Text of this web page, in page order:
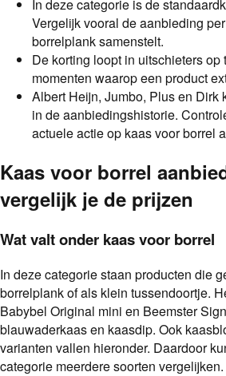
In deze categorie is de
Vergelijk vooral de aanbieding
borrelplank samenstelt.
De korting loopt in uitschieters op
momenten waarop een product
Albert Heijn, Jumbo, Plus en Dirk
in de aanbiedingshistorie.
actuele actie op kaas voor borrel
Kaas voor borrel
vergelijk je de prijzen
Wat valt onder kaas voor borrel
In deze categorie staan producten die
borrelplank of als klein tussendoortje.
Babybel Original mini en Beemster
blauwaderkaas en kaasdip. Ook
varianten vallen hieronder. Daardoor
categorie meerdere soorten vergelijken.